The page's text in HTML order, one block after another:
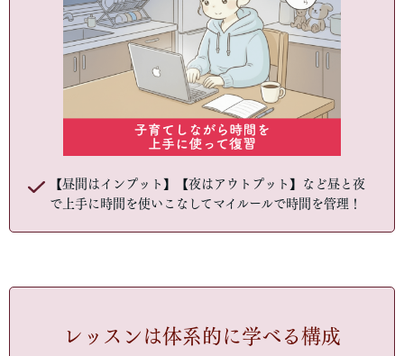
【昼間はインプット】【夜はアウトプット】など昼と夜
で上手に時間を使いこなしてマイルールで時間を管理！
レッスンは体系的に学べる構成